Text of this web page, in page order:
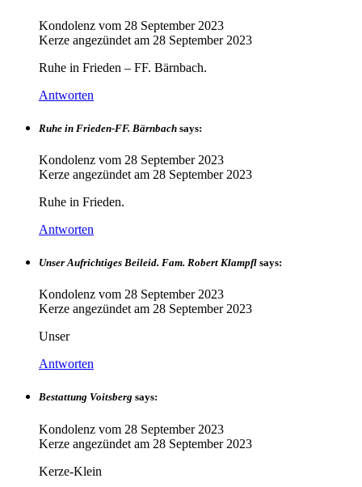
Kondolenz vom 28 September 2023
Kerze angezündet am 28 September 2023
Ruhe in Frieden – FF. Bärnbach.
Antworten
Ruhe in Frieden-FF. Bärnbach says:
Kondolenz vom 28 September 2023
Kerze angezündet am 28 September 2023
Ruhe in Frieden.
Antworten
Unser Aufrichtiges Beileid. Fam. Robert Klampfl says:
Kondolenz vom 28 September 2023
Kerze angezündet am 28 September 2023
Unser
Antworten
Bestattung Voitsberg says:
Kondolenz vom 28 September 2023
Kerze angezündet am 28 September 2023
Kerze-Klein